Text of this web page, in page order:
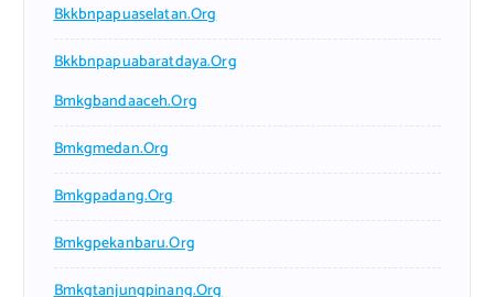
Bkkbnpapuaselatan.org
Bkkbnpapuabaratdaya.org
Bmkgbandaaceh.org
Bmkgmedan.org
Bmkgpadang.org
Bmkgpekanbaru.org
Bmkgtanjungpinang.org